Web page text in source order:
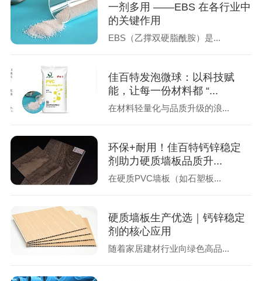
一剂多用 ——EBS 在各行业中
的关键作用
EBS（乙撑双硬脂酰胺）是...
佳百特发泡微球：以科技赋
能，让每一份材料都 “...
在材料轻量化与品质升级的浪...
环保+耐用！佳百特钙锌稳定
剂助力硬质墙板品质升...
在硬质PVC墙板（如石塑板...
硬质墙板生产优选｜钙锌稳定
剂的核心应用
随着家居建材行业向绿色高品...